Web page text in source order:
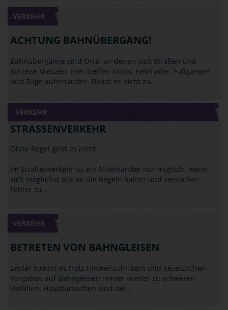
VERKEHR
ACHTUNG BAHNÜBERGANG!
Bahnübergänge sind Orte, an denen sich Straßen und
Schiene kreuzen. Hier treffen Autos, Fahrräder, Fußgänger
und Züge aufeinander. Damit es nicht zu…
VERKEHR
STRASSENVERKEHR
Ohne Regel geht es nicht
Im Straßenverkehr ist ein Miteinander nur möglich, wenn
sich möglichst alle an die Regeln halten und versuchen,
Fehler zu…
VERKEHR
BETRETEN VON BAHNGLEISEN
Leider kommt es trotz Hinweisschildern und gesetzlichen
Vorgaben auf Bahngleisen immer wieder zu schweren
Unfällen. Hauptursachen sind die…